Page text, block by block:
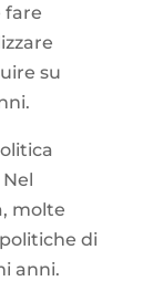
fare
su
molte
di
anni.